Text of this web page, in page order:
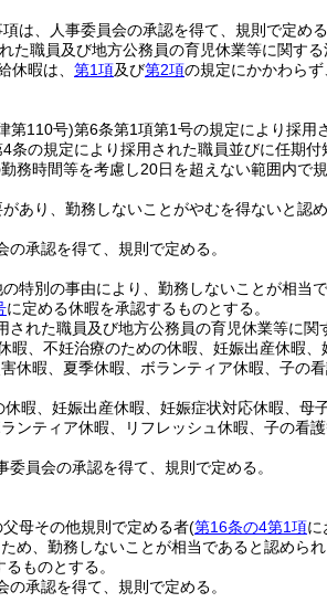
は、人事委員会の承認を得て、規則で定める
た職員及び地方公務員の育児休業等に関す
休暇は、 第1項及び第2項の規定にかかわらず
第110号)第6条第1項第1号の規定により採用
条の規定により採用された職員並びに任期
務時間等を考慮し20日を超えない範囲内で
あり、勤務しないことがやむを得ないと認
承認を得て、規則で定める。
特別の事由により、勤務しないことが相当
に定める休暇を承認するものとする。
れた職員及び地方公務員の育児休業等に
暇、不妊治療のための休暇、妊娠出産休暇
休暇、夏季休暇、ボランティア休暇、子の
暇、妊娠出産休暇、妊娠症状対応休暇、母
ンティア休暇、リフレッシュ休暇、子の看
員会の承認を得て、規則で定める。
母その他規則で定める者(第16条の4第1項に
め、勤務しないことが相当であると認めら
るものとする。
承認を得て、規則で定める。